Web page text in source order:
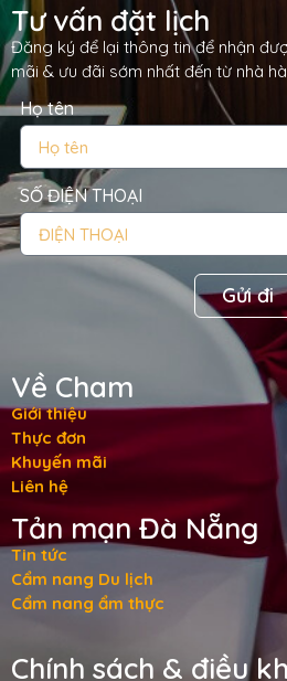
Tư vấn đặt lịch
Đăng ký để lại thông tin để nhận
mãi & ưu đãi sớm nhất đến từ nhà
Họ tên
SỐ ĐIỆN THOẠI
Gửi đi
Về Cham
Giới thiệu
Thực đơn
Khuyến mãi
Liên hệ
Tản mạn Đà Nẵng
Tin tức
Cẩm nang Du lịch
Cẩm nang ẩm thực
Chính sách & điều